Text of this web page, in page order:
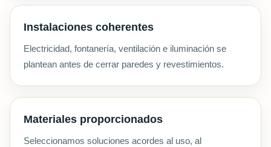
Instalaciones coherentes
Electricidad, fontanería, ventilación e iluminación se
plantean antes de cerrar paredes y revestimientos.
Materiales proporcionados
Seleccionamos soluciones acordes al uso, al